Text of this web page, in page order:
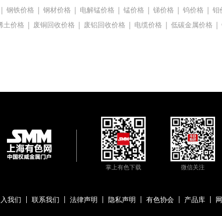
| 钢铁价格 | 钢材价格 | 电解锰价格 | 锰价格 | 锑价格 | 钨价格 | 钼
土价格 | 废铜回收价格 | 废铝回收价格 | 电缆价格 | 低碳金属价格 |
掌上有色下载 微信关注
我们 联系我们 法律声明 隐私声明 有色协会 产品库